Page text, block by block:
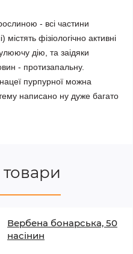
- всі частини
фізіологічно активні
дію, та заідяки
- протизапальну.
пурпурної можна
написано ну дуже багато
Вербена бонарська, 50
насінин